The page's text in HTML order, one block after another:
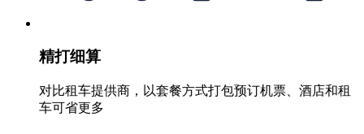
精打细算
对比租车提供商，以套餐方式打包预订机票、酒店和租
车可省更多